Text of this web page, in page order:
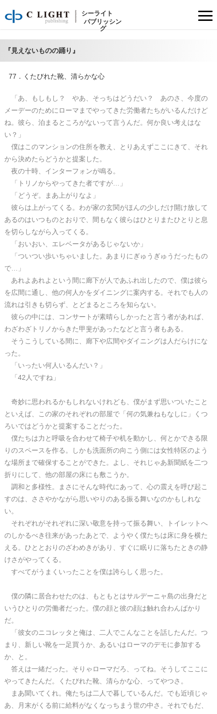
シーライト
パブリッシン
グ
『見えないものの踊り』
77．くたびれた靴、清らかな心
「あ、もしもし？ やあ、そっちはどうだい？ あのさ、今度の
メーデーのためにローマまでやってきた労働者たちがいるんだけど
ね。彼ら、泊まるところがないって言うんだ。何か良い考えはな
い？」
僕はこのマンションの住所を教え、とりあえずここにきて、それ
から決めたらどうかと提案した。
夜の十時、インターフォンが鳴る。
「トリノからやってきた者ですが…」
「どうぞ。まあ上がりなよ」
彼らは上がってくる。わが家の玄関がほんの少しだけ開け放して
あるのはいつものとおりで、間もなく彼らはひとりまたひとりと息
を切らしながら入ってくる。
「おいおい、エレベータがあるじゃないか」
「ついつい歩いちゃいました。あまりにぎゅうぎゅうだったもの
で…」
あれよあれよという間に廊下が人であふれ出したので、僕は彼ら
を広間に通し、他の何人かをダイニングに案内する。それでも人の
流れは引きも切らず、とどまるところを知らない。
彼らの中には、コンサートが素晴らしかったと言う者があれば、
わざわざトリノからきた甲斐があったなどと言う者もある。
そうこうしている間に、廊下や広間やダイニングは人だらけにな
った。
「いったい何人いるんだい？」
「42人ですね」
奇妙に思われるかもしれないけれども、僕がまず思いついたこと
といえば、この家のそれぞれの部屋で「何の気兼ねもなしに」くつ
ろいではどうかと提案することだった。
僕たちは力と呼吸を合わせて椅子や机を動かし、何とかできる限
りのスペースを作る。しかも洗面所の向こう側には女性特区のよう
な場所まで確保することができた。よし、それじゃあ新聞紙を二つ
折りにして、他の部屋の床にも敷こうか。
調和と多様性。まさにそんな時代にあって、心の震えを呼び起こ
すのは、ささやかながら思いやりのある振る舞いなのかもしれな
い。
それぞれがそれぞれに深い敬意を持って振る舞い、トイレットへ
のしかるべき往来があったあとで、ようやく僕たちは床に身を横た
える。ひととおりのざわめきがあり、すぐに眠りに落ちたときの静
けさがやってくる。
すべてがうまくいったことを僕は誇らしく思った。
僕の隣に居合わせたのは、もともとはサルデーニャ島の出身だと
いうひとりの労働者だった。僕の顔と彼の顔は触れ合わんばかり
だ。
「彼女のニコレッタと俺は、二人でこんなことを話したんだ。つ
まり、新しい靴を一足買うか、あるいはローマのデモに参加する
か、と。
答えは一緒だった。そりゃローマだろ、ってね。そうしてここに
やってきたんだ。くたびれた靴、清らかな心、ってやつさ。
まあ聞いてくれ。俺たちは二人で暮しているんだ。でも近頃じゃ
あ、月末がくる前に給料がなくなっちまう世の中さ。それでもだ、